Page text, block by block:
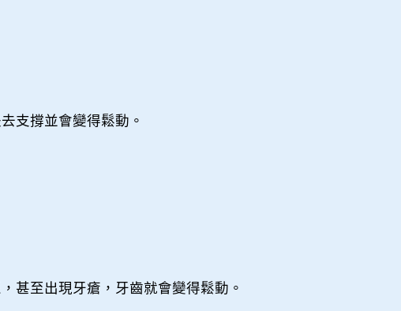
支撐並會變得鬆動。
甚至出現牙瘡，牙齒就會變得鬆動。